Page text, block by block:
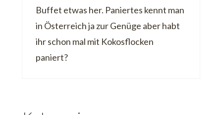
Buffet etwas her. Paniertes kennt man
in Österreich ja zur Genüge aber habt
ihr schon mal mit Kokosflocken
paniert?